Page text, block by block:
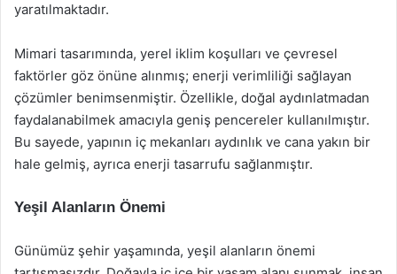
yaratılmaktadır.
Mimari tasarımında, yerel iklim koşulları ve çevresel
faktörler göz önüne alınmış; enerji verimliliği sağlayan
çözümler benimsenmiştir. Özellikle, doğal aydınlatmadan
faydalanabilmek amacıyla geniş pencereler kullanılmıştır.
Bu sayede, yapının iç mekanları aydınlık ve cana yakın bir
hale gelmiş, ayrıca enerji tasarrufu sağlanmıştır.
Yeşil Alanların Önemi
Günümüz şehir yaşamında, yeşil alanların önemi